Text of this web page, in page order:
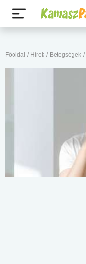
Főoldal / Hírek / Betegségek /